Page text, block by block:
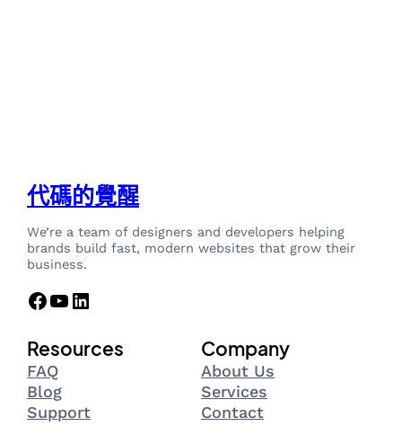
代碼的覺醒
We’re a team of designers and developers helping
brands build fast, modern websites that grow their
business.
Facebook YouTube LinkedIn
Resources
FAQ
Blog
Support
Company
About Us
Services
Contact